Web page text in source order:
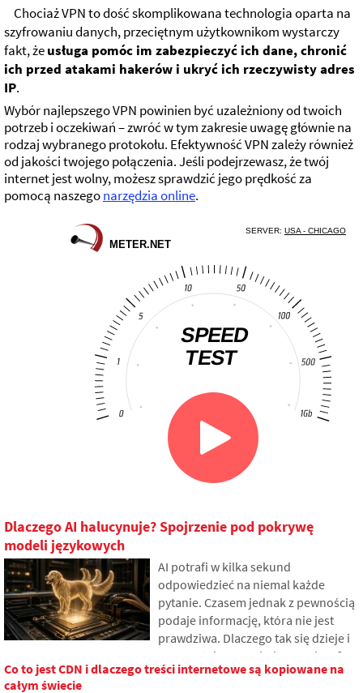
Chociaż VPN to dość skomplikowana technologia oparta na
szyfrowaniu danych, przeciętnym użytkownikom wystarczy
fakt, żeusługa pomóc im zabezpieczyć ich dane, chronić
ich przed atakami hakerów i ukryć ich rzeczywisty adres
IP.
Wybór najlepszego VPN powinien być uzależniony od twoich
potrzeb i oczekiwań – zwróć w tym zakresie uwagę głównie na
rodzaj wybranego protokołu. Efektywność VPN zależy również
od jakości twojego połączenia. Jeśli podejrzewasz, że twój
internet jest wolny, możesz sprawdzić jego prędkość za
pomocą naszegonarzędzia online.
Dlaczego AI halucynuje? Spojrzenie pod pokrywę
modeli językowych
AI potrafi w kilka sekund
odpowiedzieć na niemal każde
pytanie. Czasem jednak z pewnością
podaje informację, która nie jest
prawdziwa. Dlaczego tak się dzieje i
czym są tak zwane halucynacje AI? W
artykule wyjaśniamy, jak działają
Co to jest CDN i dlaczego treści internetowe są kopiowane na
całym świecie